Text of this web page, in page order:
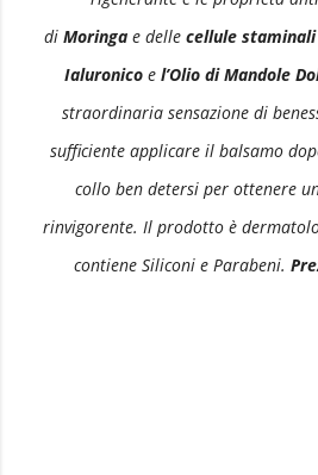
di Moringa e dellecellule staminali
Ialuronico e l’Olio di Mandole
straordinaria sensazione di
sufficiente applicare il balsamo
collo ben detersi per ottenere
rinvigorente. Il prodotto è
contiene Siliconi e Parabeni.